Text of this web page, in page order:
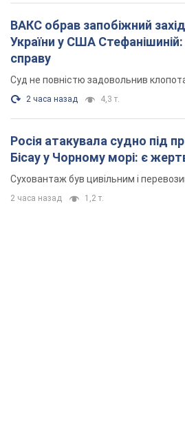
ВАКС обрав запобіжний захід експосолці
України у США Стефанішиній: що відомо про
справу
Суд не повністю задовольнив
2 часа назад 4,3 т.
Росія атакувала судно під
Бісау у Чорному морі: є
Суховантаж був цивільним і
2 часа назад 1,2 т.